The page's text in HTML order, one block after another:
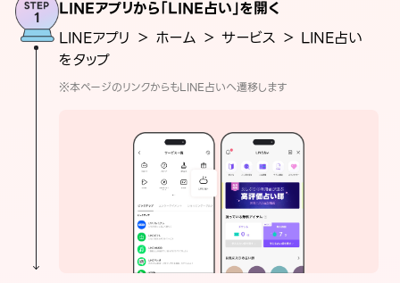
LINEアプリから「LINE占い」を開く
LINEアプリ ＞ ホーム ＞ サービス ＞ LINE占い
をタップ
※本ページのリンクからもLINE占いへ遷移します